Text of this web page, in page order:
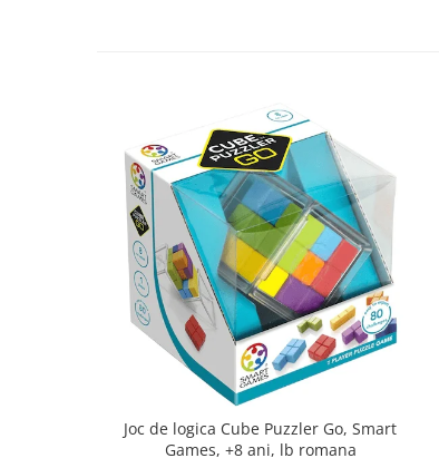
Joc de logica Cube Puzzler Go, Smart
Games, +8 ani, lb romana